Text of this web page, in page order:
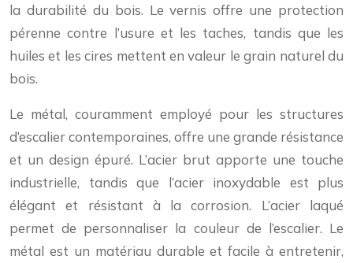
la durabilité du bois. Le vernis offre une protection
pérenne contre l’usure et les taches, tandis que les
huiles et les cires mettent en valeur le grain naturel du
bois.
Le métal, couramment employé pour les structures
d’escalier contemporaines, offre une grande résistance
et un design épuré. L’acier brut apporte une touche
industrielle, tandis que l’acier inoxydable est plus
élégant et résistant à la corrosion. L’acier laqué
permet de personnaliser la couleur de l’escalier. Le
métal est un matériau durable et facile à entretenir,